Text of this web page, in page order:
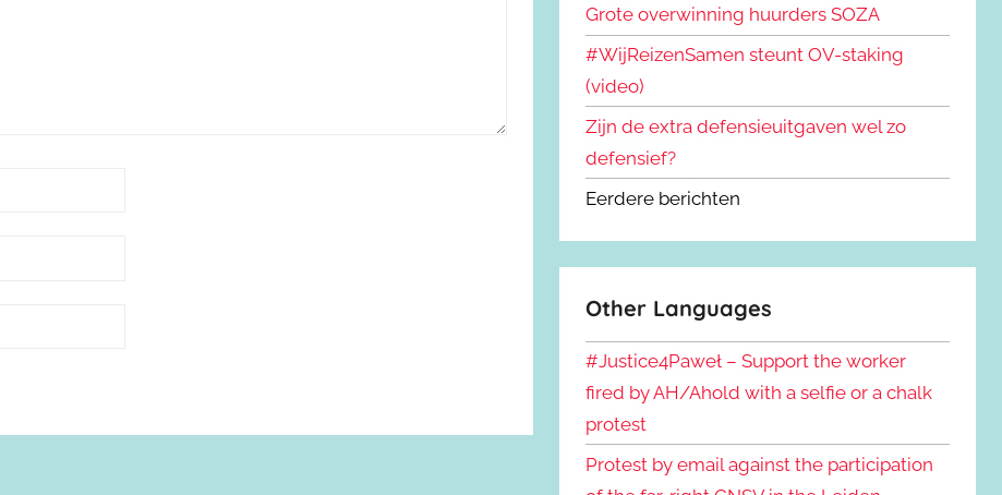
Grote overwinning huurders SOZA
#WijReizenSamen steunt OV-staking
(video)
Zijn de extra defensieuitgaven wel zo
defensief?
Eerdere berichten
Other Languages
#Justice4Paweł – Support the worker
fired by AH/Ahold with a selfie or a chalk
protest
Protest by email against the participation